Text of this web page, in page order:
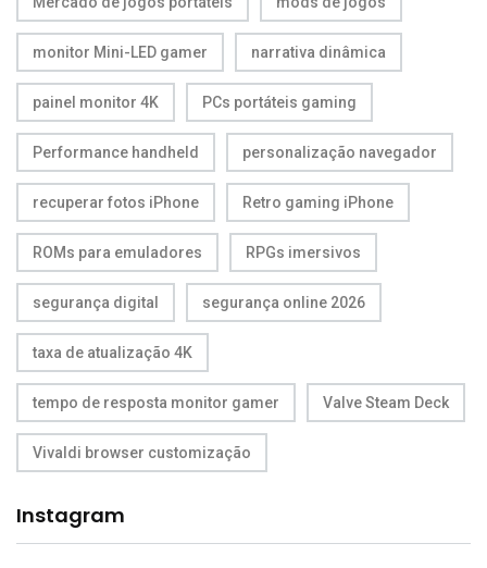
monitor Mini-LED gamer narrativa dinâmica
painel monitor 4K PCs portáteis gaming
Performance handheld personalização navegador
recuperar fotos iPhone Retro gaming iPhone
ROMs para emuladores RPGs imersivos
segurança digital segurança online 2026
taxa de atualização 4K
tempo de resposta monitor gamer Valve Steam Deck
Vivaldi browser customização
Instagram